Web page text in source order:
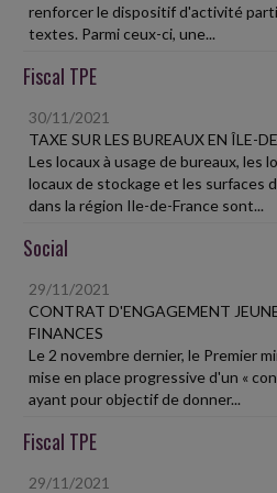
renforcer le dispositif d'activité
textes. Parmi ceux-ci, une...
Fiscal TPE
30/11/2021
TAXE SUR LES BUREAUX EN ÎLE-
Les locaux à usage de bureaux, les
locaux de stockage et les surfaces
dans la région Ile-de-France sont...
Social
29/11/2021
CONTRAT D'ENGAGEMENT
FINANCES
Le 2 novembre dernier, le Premier
mise en place progressive d'un «
ayant pour objectif de donner...
Fiscal TPE
29/11/2021